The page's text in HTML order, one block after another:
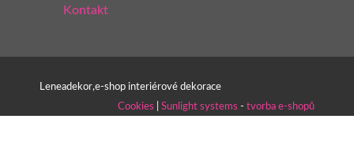
Kontakt
Leneadekor,e-shop interiérové dekorace
Cookies
Sunlight systems - tvorba e-shopů